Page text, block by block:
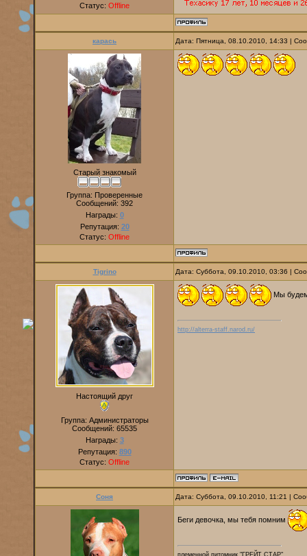
Статус: Offline
карась Дата: Пятница, 08.10.2010, 14:33 |
Старый знакомый
Группа: Проверенные
Сообщений: 392
Награды: 0
Репутация: 20
Статус: Offline
Tigrino Дата: Суббота, 09.10.2010, 03:36 |
Настоящий друг
Группа: Администраторы
Сообщений: 65535
Награды: 3
Репутация: 890
Статус: Offline
Мы
http://alterra-staff.narod.ru/
Соня Дата: Суббота, 09.10.2010, 11:21 |
Беги девочка, мы тебя помним